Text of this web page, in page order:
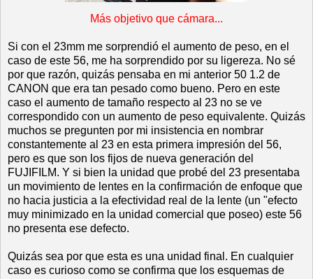
Más objetivo que cámara...
Si con el 23mm me sorprendió el aumento de peso, en el
caso de este 56, me ha sorprendido por su ligereza. No sé
por que razón, quizás pensaba en mi anterior 50 1.2 de
CANON que era tan pesado como bueno. Pero en este
caso el aumento de tamaño respecto al 23 no se ve
correspondido con un aumento de peso equivalente. Quizás
muchos se pregunten por mi insistencia en nombrar
constantemente al 23 en esta primera impresión del 56,
pero es que son los fijos de nueva generación del
FUJIFILM. Y si bien la unidad que probé del 23 presentaba
un movimiento de lentes en la confirmación de enfoque que
no hacia justicia a la efectividad real de la lente (un "efecto
muy minimizado en la unidad comercial que poseo) este 56
no presenta ese defecto.
Quizás sea por que esta es una unidad final. En cualquier
caso es curioso como se confirma que los esquemas de